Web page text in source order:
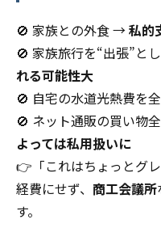
🚫 家族との外食 →私的
🚫 家族旅行を“出張”と
れる可能性大
🚫 自宅の水道光熱費を
🚫 ネット通販の買い物
よっては私用扱いに
👉「これはちょっとグ
経費にせず、 商工会議所
す。